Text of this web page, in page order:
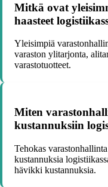
Mitkä ovat
haasteet
Yleisimpiä
varaston ylitarjonta,
varastotuotteet.
Miten
kustannuksiin
Tehokas
kustannuksia
hävikki kustannuksia.